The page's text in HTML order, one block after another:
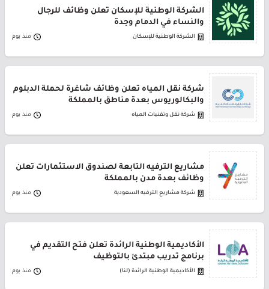
الشركة الوطنية للإسكان تعلن وظائف للرجال
والنساء في الدمام وجدة
الشركة الوطنية للإسكان منذ يوم
شركة نقل المياه تعلن وظائف شاغرة لحملة الدبلوم
والبكالوريوس بعدة مناطق بالمملكة
شركة نقل وتقنيات المياه منذ يوم
مشاريع الترفيه التابعة لصندوق الاستثمارات تعلن
وظائف بعدة مدن بالمملكة
شركة مشاريع الترفيه السعودية منذ يوم
الأكاديمية الوطنية الرائدة تعلن فتح التقديم في
برنامج تدريب مبتدئ بالتوظيف
الأكاديمية الوطنية الرائدة (لنا) منذ يوم